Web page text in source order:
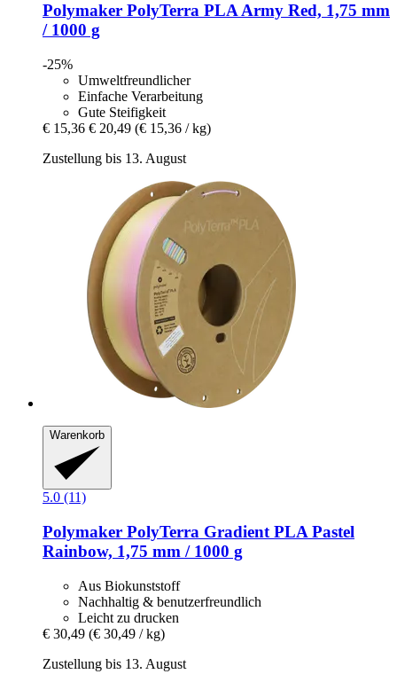
Polymaker PolyTerra PLA Army Red, 1,75 mm
/ 1000 g
-25%
Umweltfreundlicher
Einfache Verarbeitung
Gute Steifigkeit
€ 15,36 € 20,49 (€ 15,36 / kg)
Zustellung bis 13. August
Warenkorb
5.0 (11)
Polymaker PolyTerra Gradient PLA Pastel
Rainbow, 1,75 mm / 1000 g
Aus Biokunststoff
Nachhaltig & benutzerfreundlich
Leicht zu drucken
€ 30,49 (€ 30,49 / kg)
Zustellung bis 13. August